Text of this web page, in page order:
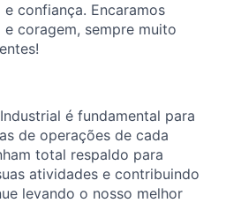
confiança. Encaramos
coragem, sempre muito
é fundamental para
de operações de cada
total respaldo para
atividades e contribuindo
levando o nosso melhor